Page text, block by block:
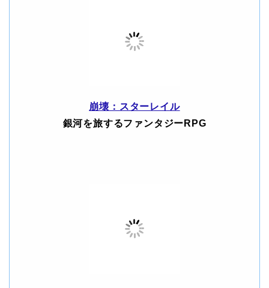
崩壊：スターレイル
銀河を旅するファンタジーRPG